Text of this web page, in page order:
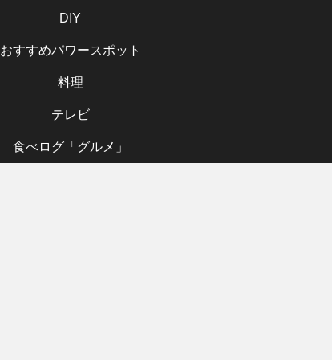
DIY
おすすめパワースポット
料理
テレビ
食べログ「グルメ」